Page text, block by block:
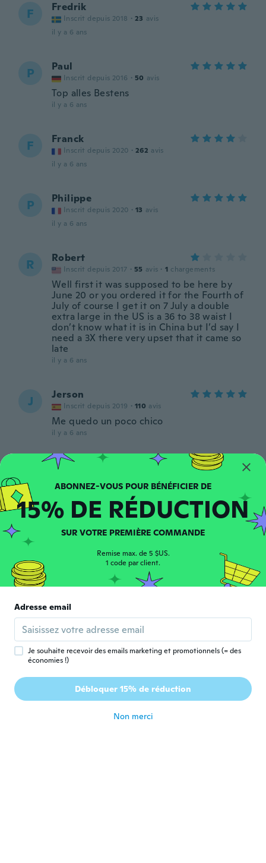
F Fredrik
Inscrit depuis 2018 · 23 avis
il y a 6 ans
P Paul
Inscrit depuis 2016 · 50 avis
Top alles Bestens
il y a 6 ans
F Franck
Inscrit depuis 2020 · 262 avis
il y a 6 ans
P Philippe
Inscrit depuis 2020 · 13 avis
il y a 6 ans
R Robert
Inscrit depuis 2017 · 55 avis · 1 chargements
Well first it was supposed to be here by
June 20 or you ordered it for the Fourth of
July of course I get it on 7 July a double
extra large in the US is a 36 to 38 waist I
don’t know what it is in China but I’d say I
need a 3X there very upset that it came so
late
il y a 6 ans
J Jerson
Inscrit depuis 2019 · 110 avis
Me quedo un poco chico
il y a 6 ans
Susan
il y a 6 ans
Inscrit depuis 2019 · 103 avis · 47 chargements
Wish quiero darle las gracias por su trabajo
me siento muy agradecido cuídese mucho
Dios los bendiga
il y a 6 ans
J Jim
Inscrit depuis 2020 · 9 avis
Daniela
Inscrit depuis 2015 · 3 avis
15% DE RÉDUCTION
SUR VOTRE PREMIÈRE COMMANDE
Remise max. de 5 $US.
1 code par client.
Adresse email
Je souhaite recevoir des emails marketing et promotionnels (= des
économies !)
Débloquer 15% de réduction
Non merci